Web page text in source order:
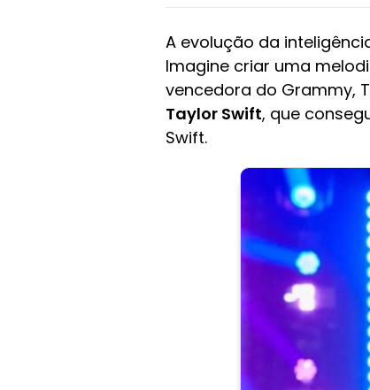
A evolução da
Imagine criar uma
vencedora do Grammy,
Taylor Swift, que
Swift.